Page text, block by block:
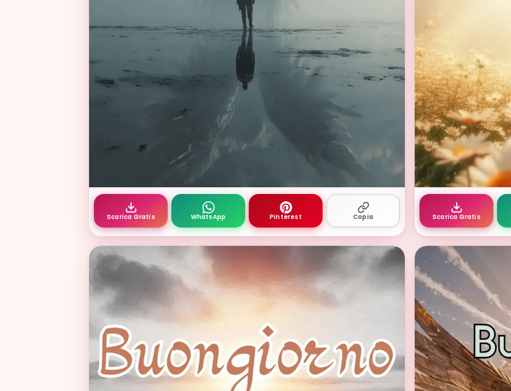
ali del sorriso buongiorno whatsapp con tazza cappuccino e croissant
Scarica Gratis WhatsApp Pinterest Copia
ali del sorriso
Scarica Gratis